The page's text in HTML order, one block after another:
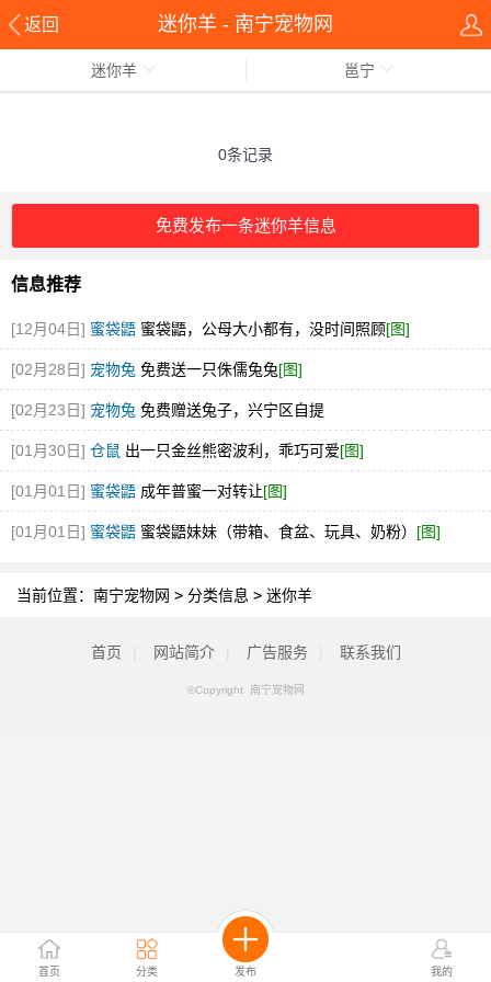
返回 迷你羊 - 南宁宠物网
首页 分类 发布 我的
迷你羊 邕宁
0条记录
免费发布一条迷你羊信息
信息推荐
[12月04日] 蜜袋鼯 蜜袋鼯，公母大小都有，没时间照顾[图]
[02月28日] 宠物兔 免费送一只侏儒兔兔[图]
[02月23日] 宠物兔 免费赠送兔子，兴宁区自提
[01月30日] 仓鼠 出一只金丝熊密波利，乖巧可爱[图]
[01月01日] 蜜袋鼯 成年普蜜一对转让[图]
[01月01日] 蜜袋鼯 蜜袋鼯妹妹（带箱、食盆、玩具、奶粉） [图]
当前位置： 南宁宠物网 > 分类信息 > 迷你羊
首页 网站简介 广告服务 联系我们
©Copyright 南宁宠物网